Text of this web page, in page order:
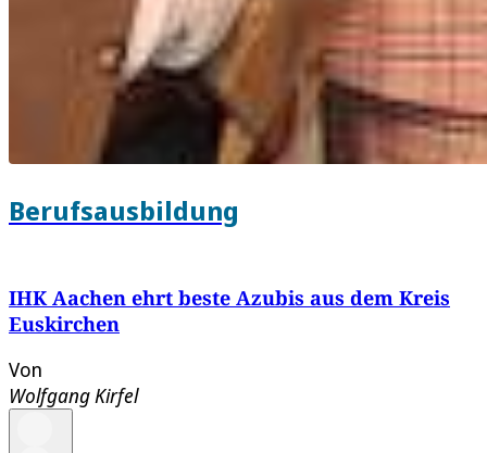
Berufsausbildung
IHK Aachen ehrt beste Azubis aus dem Kreis
Euskirchen
Von
Wolfgang Kirfel